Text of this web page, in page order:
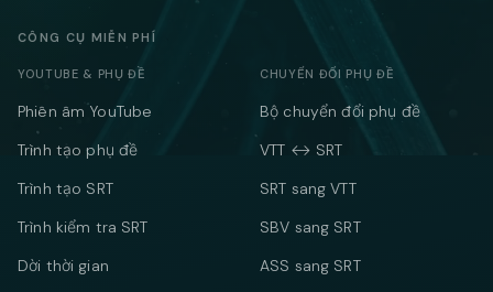
CÔNG CỤ MIỄN PHÍ
YOUTUBE & PHỤ ĐỀ
Phiên âm YouTube
Trình tạo phụ đề
Trình tạo SRT
Trình kiểm tra SRT
Dời thời gian
CHUYỂN ĐỔI PHỤ ĐỀ
Bộ chuyển đổi phụ đề
VTT ↔ SRT
SRT sang VTT
SBV sang SRT
ASS sang SRT